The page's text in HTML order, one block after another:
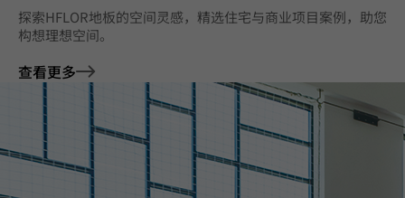
探索HFLOR地板的空间灵感，精选住宅与商业项目案例，助您
构想理想空间。
查看更多